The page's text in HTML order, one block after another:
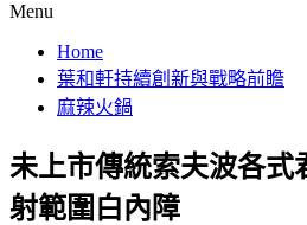
Menu
Home
葉和軒持續創新與戰略前瞻
麻辣火鍋
未上市傳統索夫波各式
射範圍白內障